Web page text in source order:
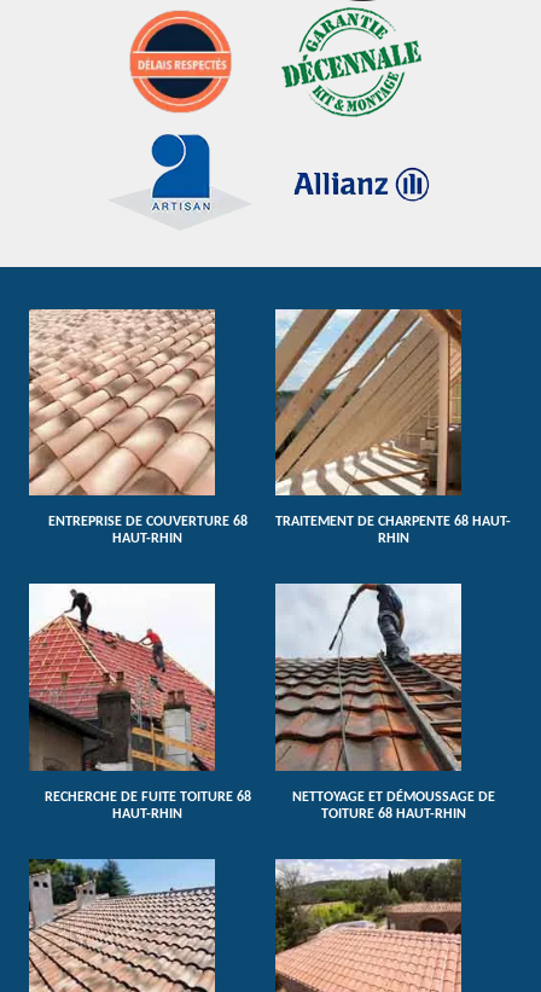
ENTREPRISE DE COUVERTURE 68
HAUT-RHIN
TRAITEMENT DE CHARPENTE 68 HAUT-
RHIN
RECHERCHE DE FUITE TOITURE 68
HAUT-RHIN
NETTOYAGE ET DÉMOUSSAGE DE
TOITURE 68 HAUT-RHIN